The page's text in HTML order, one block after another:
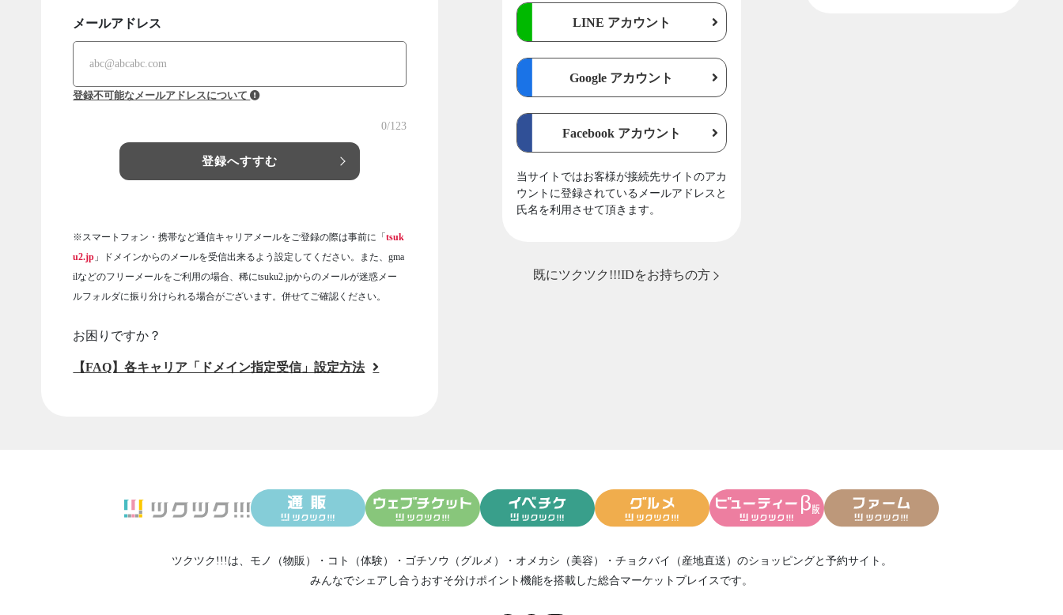
メールアドレス
登録不可能なメールアドレスについて
0/123
登録へすすむ
※スマートフォン・携帯など通信キャリアメールをご登録の際は事前に「tsuk
u2.jp 」ドメインからのメールを受信出来るよう設定してください。また、gma
ilなどのフリーメールをご利用の場合、稀にtsuku2.jpからのメールが迷惑メー
ルフォルダに振り分けられる場合がございます。併せてご確認ください。
お困りですか？
【FAQ】各キャリア「ドメイン指定受信」設定方法
LINE アカウント
Google アカウント
Facebook アカウント
当サイトではお客様が接続先サイトのアカ
ウントに登録されているメールアドレスと
氏名を利用させて頂きます。
既にツクツク!!!IDをお持ちの方
ツクツク!!!は、 モノ（物販） ・ コト（体験） ・ ゴチソウ（グルメ） ・ オメカシ（美容） ・ チョクバイ（産地直送） のショッピングと予約サイト。
みんなでシェアし合う おすそ分けポイント機能を搭載した総合マーケットプレイスです。